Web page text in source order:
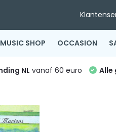
MUSIC SHOP OCCASION
NL vanaf 60 euro Alle